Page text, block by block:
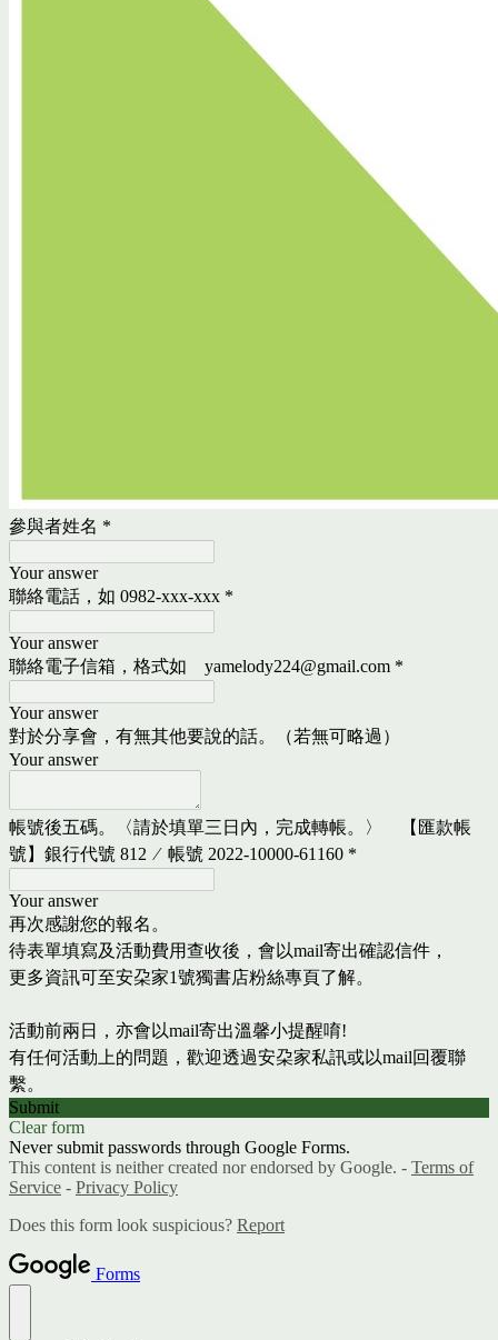
參與者姓名 *
Your answer
聯絡電話，如 0982-xxx-xxx *
Your answer
聯絡電子信箱，格式如 yamelody224@gmail.com *
Your answer
對於分享會，有無其他要說的話。（若無可略過）
Your answer
帳號後五碼。〈請於填單三日內，完成轉帳。〉 【匯款帳
號】銀行代號 812 ∕ 帳號 2022-10000-61160 *
Your answer
再次感謝您的報名。
待表單填寫及活動費用查收後， 會以mail寄出確認信件，
更多資訊可至安朶家1號獨書店粉絲專頁了解。
活動前兩日，亦會以mail寄出溫馨小提醒唷!
有任何活動上的問題，歡迎透過安朶家私訊或以mail回覆聯
繫。
Submit
Clear form
Never submit passwords through Google Forms.
This content is neither created nor endorsed by Google. - Terms of
Service - Privacy Policy
Does this form look suspicious? Report
Forms